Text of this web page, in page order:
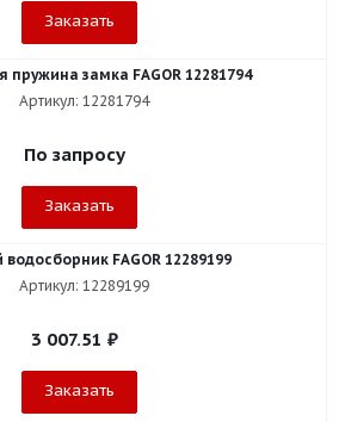
Заказать
пружина замка FAGOR 12281794
Артикул: 12281794
По запросу
Заказать
FAGOR 12289199
Артикул: 12289199
3 007.51 ₽
Заказать